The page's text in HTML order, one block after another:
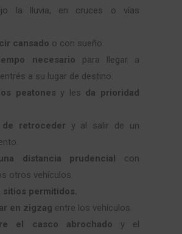
la lluvia, en cruces o vías
cansado o con sueño.
necesario para llegar a
a su lugar de destino.
peatones y les da prioridad
retroceder y al salir de un
distancia prudencial con
otros vehículos.
sitios permitidos.
en zigzag entre los vehículos.
el casco abrochado y el